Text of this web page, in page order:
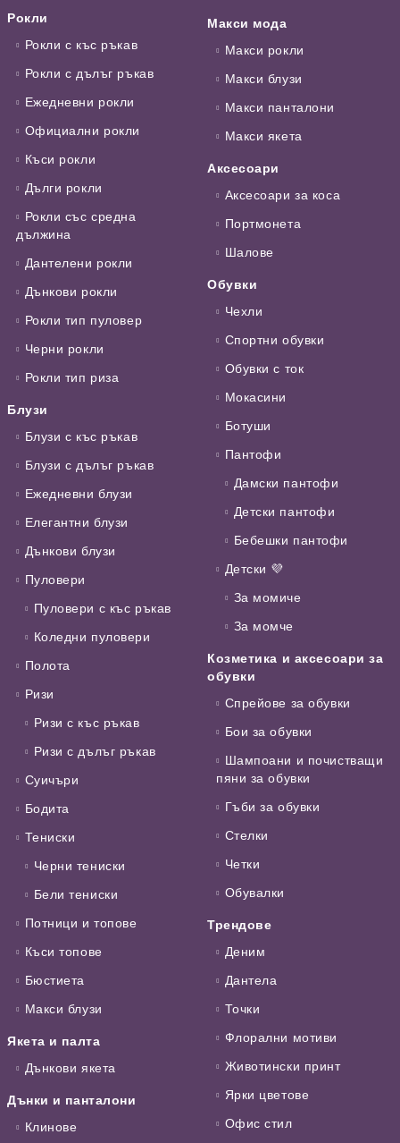
Рокли
Рокли с къс ръкав
Рокли с дълъг ръкав
Ежедневни рокли
Официални рокли
Къси рокли
Дълги рокли
Рокли със средна
дължина
Дантелени рокли
Дънкови рокли
Рокли тип пуловер
Черни рокли
Рокли тип риза
Блузи
Блузи с къс ръкав
Блузи с дълъг ръкав
Ежедневни блузи
Елегантни блузи
Дънкови блузи
Пуловери
Пуловери с къс ръкав
Коледни пуловери
Полота
Ризи
Ризи с къс ръкав
Ризи с дълъг ръкав
Суичъри
Бодита
Тениски
Черни тениски
Бели тениски
Потници и топове
Къси топове
Бюстиета
Макси блузи
Якета и палта
Дънкови якета
Дънки и панталони
Клинове
Макси мода
Макси рокли
Макси блузи
Макси панталони
Макси якета
Аксесоари
Аксесоари за коса
Портмонета
Шалове
Обувки
Чехли
Спортни обувки
Обувки с ток
Мокасини
Ботуши
Пантофи
Дамски пантофи
Детски пантофи
Бебешки пантофи
Детски 💜
За момиче
За момче
Козметика и аксесоари за
обувки
Спрейове за обувки
Бои за обувки
Шампоани и почистващи
пяни за обувки
Гъби за обувки
Стелки
Четки
Обувалки
Трендове
Деним
Дантела
Точки
Флорални мотиви
Животински принт
Ярки цветове
Офис стил